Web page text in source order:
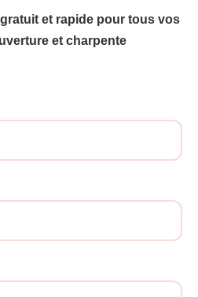
et rapide pour tous vos
et charpente